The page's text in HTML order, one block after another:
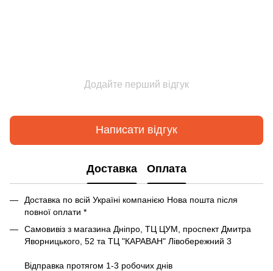
Додайте перший відгук
Написати відгук
Доставка Оплата
Доставка по всій Україні компанією Нова пошта після
повної оплати *
Самовивіз з магазина Дніпро, ТЦ ЦУМ, проспект Дмитра
Яворницького, 52 та ТЦ "КАРАВАН" Лівобережний 3
Відправка протягом 1-3 робочих днів